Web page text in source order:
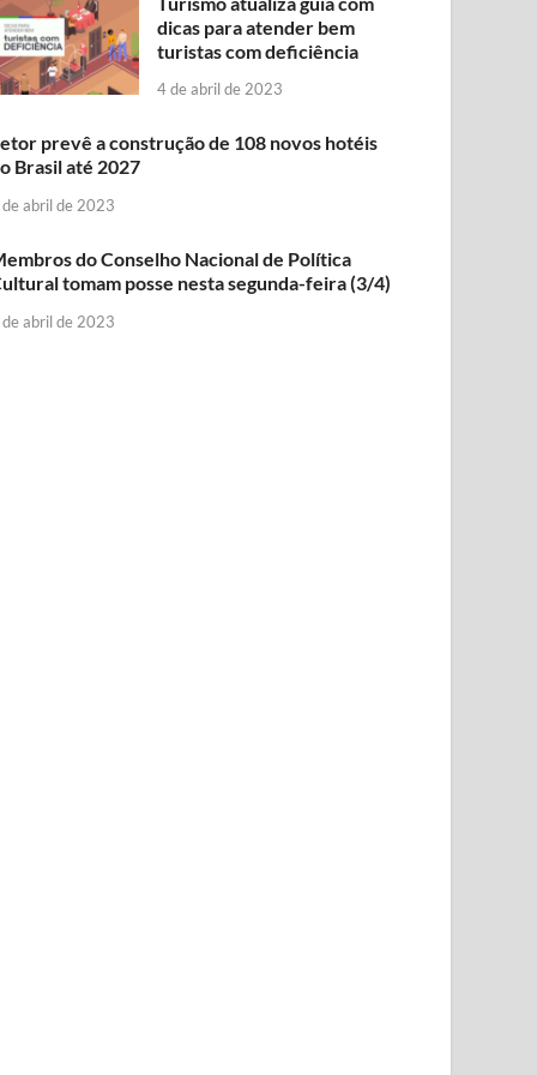
dicas para atender bem
turistas com deficiência
4 de abril de 2023
prevê a construção de 108 novos hotéis
Brasil até 2027
abril de 2023
do Conselho Nacional de Política
tomam posse nesta segunda-feira (3/4)
abril de 2023